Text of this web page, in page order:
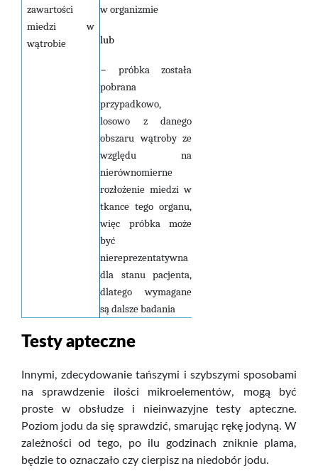
zawartości
miedzi w
wątrobie
w organizmie
lub
– próbka została
pobrana
przypadkowo,
losowo z danego
obszaru wątroby ze
względu na
nierównomierne
rozłożenie miedzi w
tkance tego organu,
więc próbka może
być
niereprezentatywna
dla stanu pacjenta,
dlatego wymagane
są dalsze badania
Testy apteczne
Innymi, zdecydowanie tańszymi i szybszymi sposobami
na sprawdzenie ilości mikroelementów, mogą być
proste w obsłudze i nieinwazyjne testy apteczne.
Poziom jodu da się sprawdzić, smarując rękę jodyną. W
zależności od tego, po ilu godzinach zniknie plama,
będzie to oznaczało czy cierpisz na niedobór jodu.